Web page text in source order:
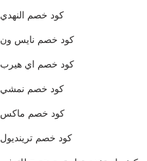
كود خصم النهدي
كود خصم نايس ون
كود خصم اي هيرب
كود خصم نمشي
كود خصم ماكس
كود خصم ترينديول